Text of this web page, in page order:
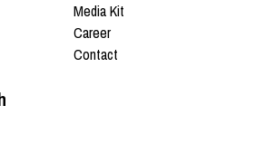
Media Kit
Career
Contact